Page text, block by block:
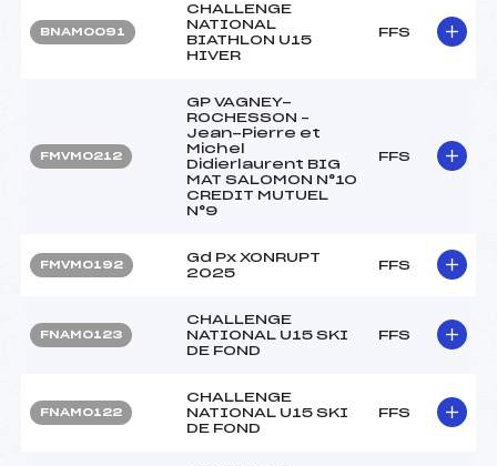
BNAM0091
CHALLENGE
NATIONAL
BIATHLON U15
HIVER
FFS
FMVM0212
GP VAGNEY-
ROCHESSON –
Jean-Pierre et
Michel
Didierlaurent BIG
MAT SALOMON N°10
CREDIT MUTUEL
N°9
FFS
FMVM0192
Gd Px XONRUPT
2025
FFS
FNAM0123
CHALLENGE
NATIONAL U15 SKI
DE FOND
FFS
FNAM0122
CHALLENGE
NATIONAL U15 SKI
DE FOND
FFS